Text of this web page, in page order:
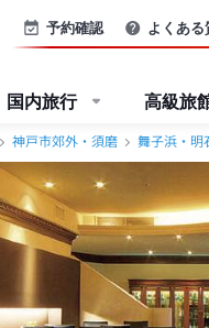
予約確認 よくあ
国内旅行 高級旅
神戸市郊外・須磨 舞子浜・明